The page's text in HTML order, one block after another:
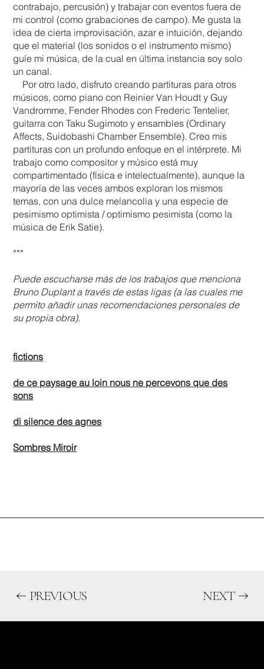
contrabajo, percusión) y trabajar con eventos fuera de
mi control (como grabaciones de campo). Me gusta la
idea de cierta improvisación, azar e intuición, dejando
que el material (los sonidos o el instrumento mismo)
guíe mi música, de la cual en última instancia soy solo
un canal.
Por otro lado, disfruto creando partituras para otros
músicos, como piano con Reinier Van Houdt y Guy
Vandromme, Fender Rhodes con Frederic Tentelier,
guitarra con Taku Sugimoto y ensambles (Ordinary
Affects, Suidobashi Chamber Ensemble). Creo mis
partituras con un profundo enfoque en el intérprete. Mi
trabajo como compositor y músico está muy
compartimentado (física e intelectualmente), aunque la
mayoría de las veces ambos exploran los mismos
temas, con una dulce melancolía y una especie de
pesimismo optimista / optimismo pesimista (como la
música de Erik Satie).
***
Puede escucharse más de los trabajos que menciona
Bruno Duplant a través de estas ligas (a las cuales me
permito añadir unas recomendaciones personales de
su propia obra).
fictions
de ce paysage au loin nous ne percevons que des
sons
di silence des agnes
Sombres Miroir
PREVIOUS NEXT